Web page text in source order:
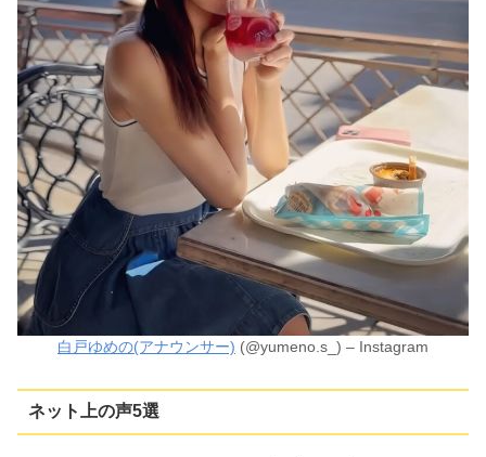
白戸ゆめの(アナウンサー) (@yumeno.s_) – Instagram
ネット上の声5選